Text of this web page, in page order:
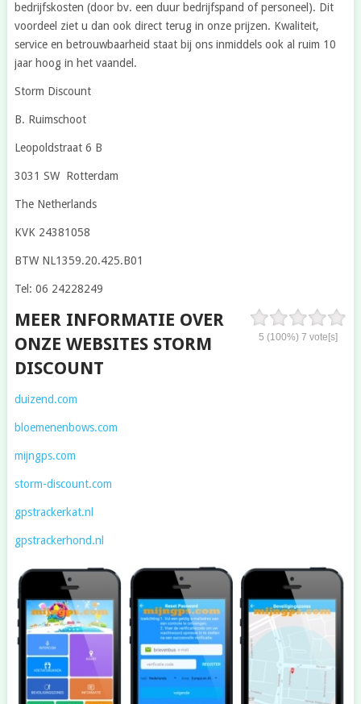
bedrijfskosten (door bv. een duur bedrijfspand of personeel). Dit
voordeel ziet u dan ook direct terug in onze prijzen. Kwaliteit,
service en betrouwbaarheid staat bij ons inmiddels ook al ruim 10
jaar hoog in het vaandel.
Storm Discount
B. Ruimschoot
Leopoldstraat 6 B
3031 SW Rotterdam
The Netherlands
KVK 24381058
BTW NL1359.20.425.B01
Tel: 06 24228249
5 (100%)7 vote[s]
MEER INFORMATIE OVER
ONZE WEBSITES STORM
DISCOUNT
duizend.com
bloemenenbows.com
mijngps.com
storm-discount.com
gpstrackerkat.nl
gpstrackerhond.nl